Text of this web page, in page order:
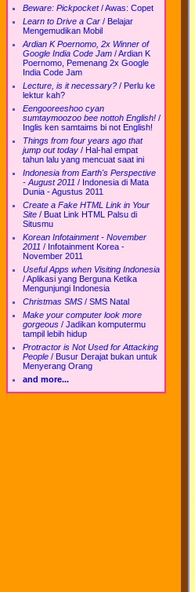
Beware: Pickpocket/Awas: Copet
Learn to Drive a Car / Belajar
Mengemudikan Mobil
Ardian K Poernomo, 2x Winner of
Google India Code Jam /Ardian K
Poernomo, Pemenang 2x Google
India Code Jam
Lecture, is it necessary? / Perlu ke
lektur kah?
Eengooreeshoo cyan
sumtaymoozoo bee nottoh English! /
Inglis ken samtaims bi not English!
Things from four years ago that
jump out today / Hal-hal empat
tahun lalu yang mencuat saat ini
Indonesia from Earth's Perspective
- August 2011 / Indonesia di Mata
Dunia - Agustus 2011
Create a Fake HTML Link in Your
Site / Buat Link HTML Palsu di
Situsmu
Korean Infotainment - November
2011 / Infotainment Korea -
November 2011
Useful Apps when Visiting Indonesia
/Aplikasi yang Berguna Ketika
Mengunjungi Indonesia
Christmas SMS / SMS Natal
Make your computer look more
gorgeous / Jadikan komputermu
tampil lebih hidup
Protractor is Not Used for Attacking
People / Busur Derajat bukan untuk
Menyerang Orang
and more...